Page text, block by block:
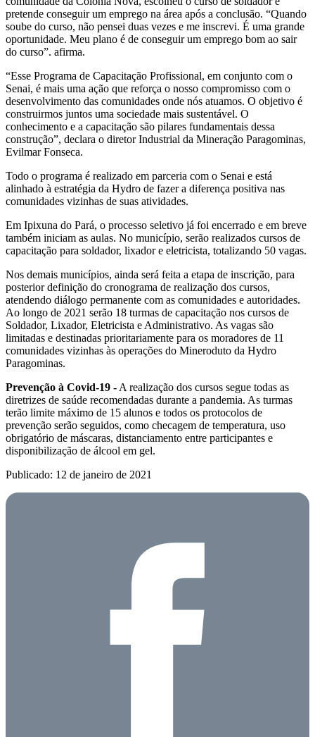
pretende conseguir um emprego na área após a conclusão. “Quando
soube do curso, não pensei duas vezes e me inscrevi. É uma grande
oportunidade. Meu plano é de conseguir um emprego bom ao sair
do curso”. afirma.
“Esse Programa de Capacitação Profissional, em conjunto com o
Senai, é mais uma ação que reforça o nosso compromisso com o
desenvolvimento das comunidades onde nós atuamos. O objetivo é
construirmos juntos uma sociedade mais sustentável. O
conhecimento e a capacitação são pilares fundamentais dessa
construção”, declara o diretor Industrial da Mineração Paragominas,
Evilmar Fonseca.
Todo o programa é realizado em parceria com o Senai e está
alinhado à estratégia da Hydro de fazer a diferença positiva nas
comunidades vizinhas de suas atividades.
Em Ipixuna do Pará, o processo seletivo já foi encerrado e em breve
também iniciam as aulas. No município, serão realizados cursos de
capacitação para soldador, lixador e eletricista, totalizando 50 vagas.
Nos demais municípios, ainda será feita a etapa de inscrição, para
posterior definição do cronograma de realização dos cursos,
atendendo diálogo permanente com as comunidades e autoridades.
Ao longo de 2021 serão 18 turmas de capacitação nos cursos de
Soldador, Lixador, Eletricista e Administrativo. As vagas são
limitadas e destinadas prioritariamente para os moradores de 11
comunidades vizinhas às operações do Mineroduto da Hydro
Paragominas.
Prevenção à Covid-19 - A realização dos cursos segue todas as
diretrizes de saúde recomendadas durante a pandemia. As turmas
terão limite máximo de 15 alunos e todos os protocolos de
prevenção serão seguidos, como checagem de temperatura, uso
obrigatório de máscaras, distanciamento entre participantes e
disponibilização de álcool em gel.
Publicado: 12 de janeiro de 2021